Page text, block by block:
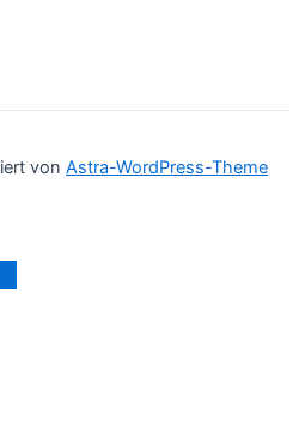
von Astra-WordPress-Theme